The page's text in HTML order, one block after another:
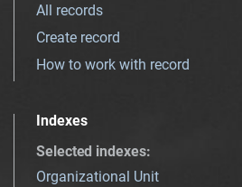
All records
Create record
How to work with record
Indexes
Selected indexes:
Organizational Unit